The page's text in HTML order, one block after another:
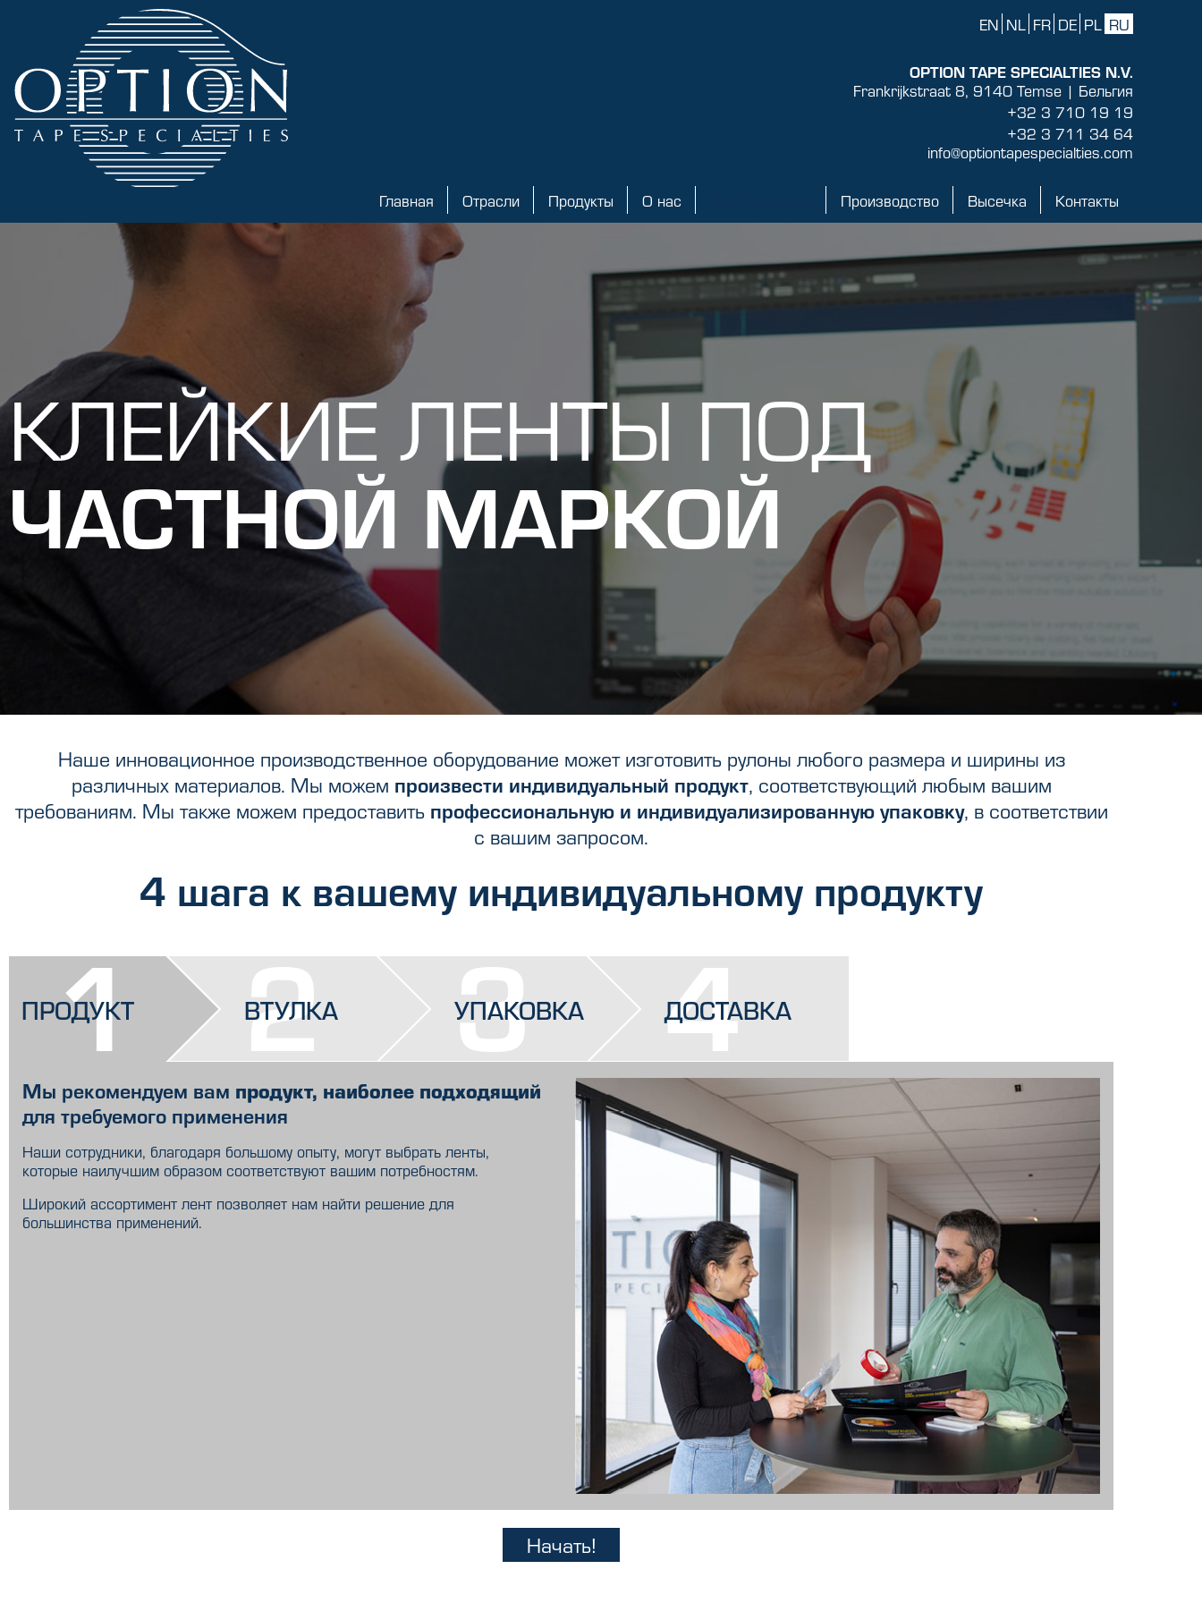
EN NL FR DE PL RU
OPTION TAPE SPECIALTIES N.V.
Frankrijkstraat 8, 9140 Temse | Бельгия
+32 3 710 19 19
+32 3 711 34 64
info@optiontapespecialties.com
Главная Отрасли Продукты О нас Производство Высечка Контакты
Главная Продукты О нас Частная марка Производство
КЛЕЙКИЕ ЛЕНТЫ ПОД
ЧАСТНОЙ МАРКОЙ
Наше инновационное производственное оборудование может изготовить рулоны любого размера и ширины из
различных материалов. Мы можем произвести индивидуальный продукт, соответствующий любым вашим
требованиям. Мы также можем предоставить профессиональную и индивидуализированную упаковку, в соответствии
с вашим запросом.
4 шага к вашему индивидуальному продукту
1
ПРОДУКТ
Мы рекомендуем вам продукт, наиболее подходящий
для требуемого применения
Наши сотрудники, благодаря большому опыту, могут выбрать ленты,
которые наилучшим образом соответствуют вашим потребностям.
Широкий ассортимент лент позволяет нам найти решение для
большинства применений.
Начать!
2
ВТУЛКА 3
УПАКОВКА 4
ДОСТАВКА